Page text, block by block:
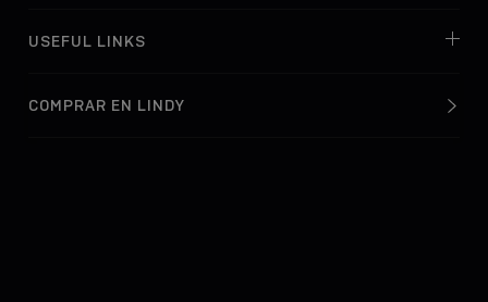
USEFUL LINKS
COMPRAR EN LINDY